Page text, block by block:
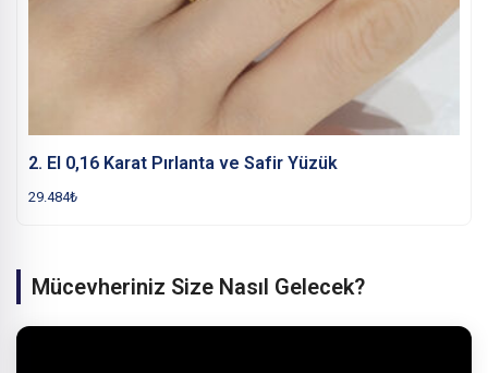
2. El 0,16 Karat Pırlanta ve Safir Yüzük
29.484₺
Mücevheriniz Size Nasıl Gelecek?